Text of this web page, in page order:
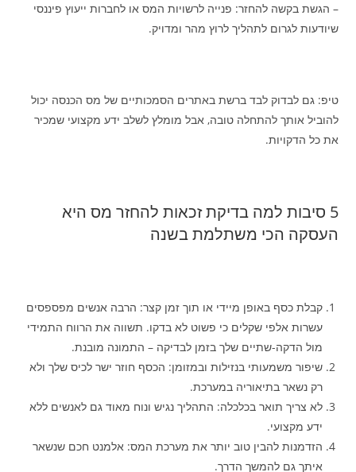
– הגשת בקשה להחזר: פנייה לרשויות המס או לחברות ייעוץ פיננסי
שיודעות לגרום לתהליך לרוץ מהר ומדויק.
טיפ: גם לבדוק לבד ברשת באתרים הסמכותיים של מס הכנסה יכול
להוביל אותך להתחלה טובה, אבל מומלץ לשלב ידע מקצועי שמכיר
את כל הדקויות.
5 סיבות למה בדיקת זכאות להחזר מס היא
העסקה הכי משתלמת בשנה
קבלת כסף באופן מיידי או תוך זמן קצר: הרבה אנשים מפספסים
עשרות אלפי שקלים כי פשוט לא בדקו. תשווה את הרווח התמידי
מול הדקה-שתיים שלך בזמן לבדיקה – התמונה מובנת.
שיפור משמעותי בנזילות ובמזומן: הכסף חוזר ישר לכיס שלך ולא
רק נשאר בתיאוריה במערכת.
לא צריך תואר בכלכלה: התהליך נגיש ונוח מאוד גם לאנשים ללא
ידע מקצועי.
הזדמנות להבין טוב יותר את מערכת המס: אלמנט חכם שנשאר
איתך גם להמשך הדרך.